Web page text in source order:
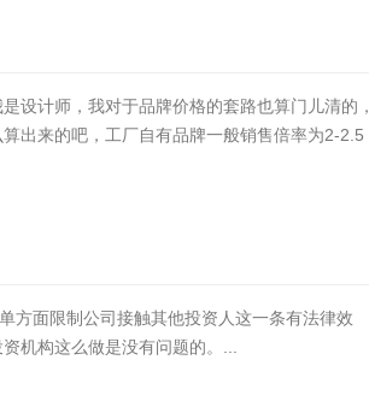
师，我对于品牌价格的套路也算门儿清的，
出来的吧，工厂自有品牌一般销售倍率为2-2.5
方面限制公司接触其他投资人这一条有法律效
机构这么做是没有问题的。...